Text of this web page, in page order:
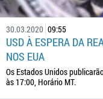
30.03.2020 09:55
USD À ESPERA DA
NOS EUA
Os Estados Unidos
às 17:00, Horário MT.